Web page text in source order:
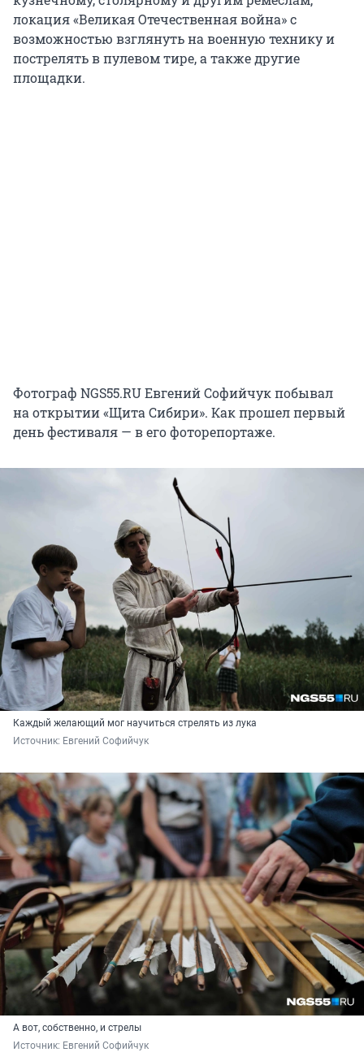
локация «Великая Отечественная война» с
возможностью взглянуть на военную технику и
пострелять в пулевом тире, а также другие
площадки.
Фотограф NGS55.RU Евгений Софийчук побывал
на открытии «Щита Сибири». Как прошел первый
день фестиваля — в его фоторепортаже.
Каждый желающий мог научиться стрелять из лука
Источник: Евгений Софийчук
А вот, собственно, и стрелы
Источник: Евгений Софийчук